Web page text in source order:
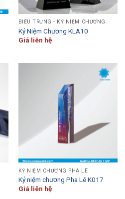
BIỂU TRƯNG - KỶ NIỆM CHƯƠNG
Kỷ Niệm Chương KLA10
Giá liên hệ
KỶ NIỆM CHƯƠNG PHA LÊ
Kỷ niệm chương Pha Lê K017
Giá liên hệ